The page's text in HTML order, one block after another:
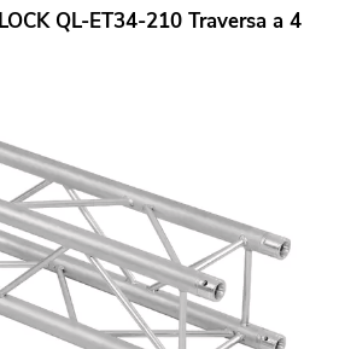
QL-ET34-210 Traversa a 4